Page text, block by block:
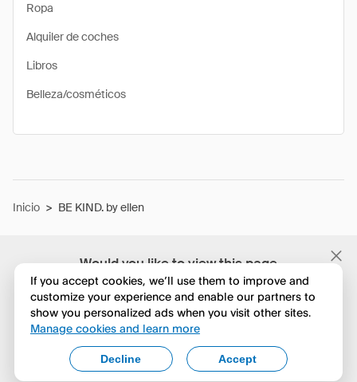
Would you like to view this page
in English?
No, seguir navegando
Yes, change to English
Ropa
Alquiler de coches
Libros
Belleza/cosméticos
Inicio > BE KIND. by ellen
If you accept cookies, we’ll use them to improve and
customize your experience and enable our partners to
show you personalized ads when you visit other sites.
Manage cookies and learn more
Accept
Decline